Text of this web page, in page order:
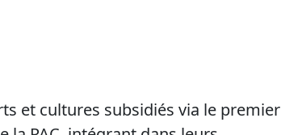
et cultures subsidiés via le premier